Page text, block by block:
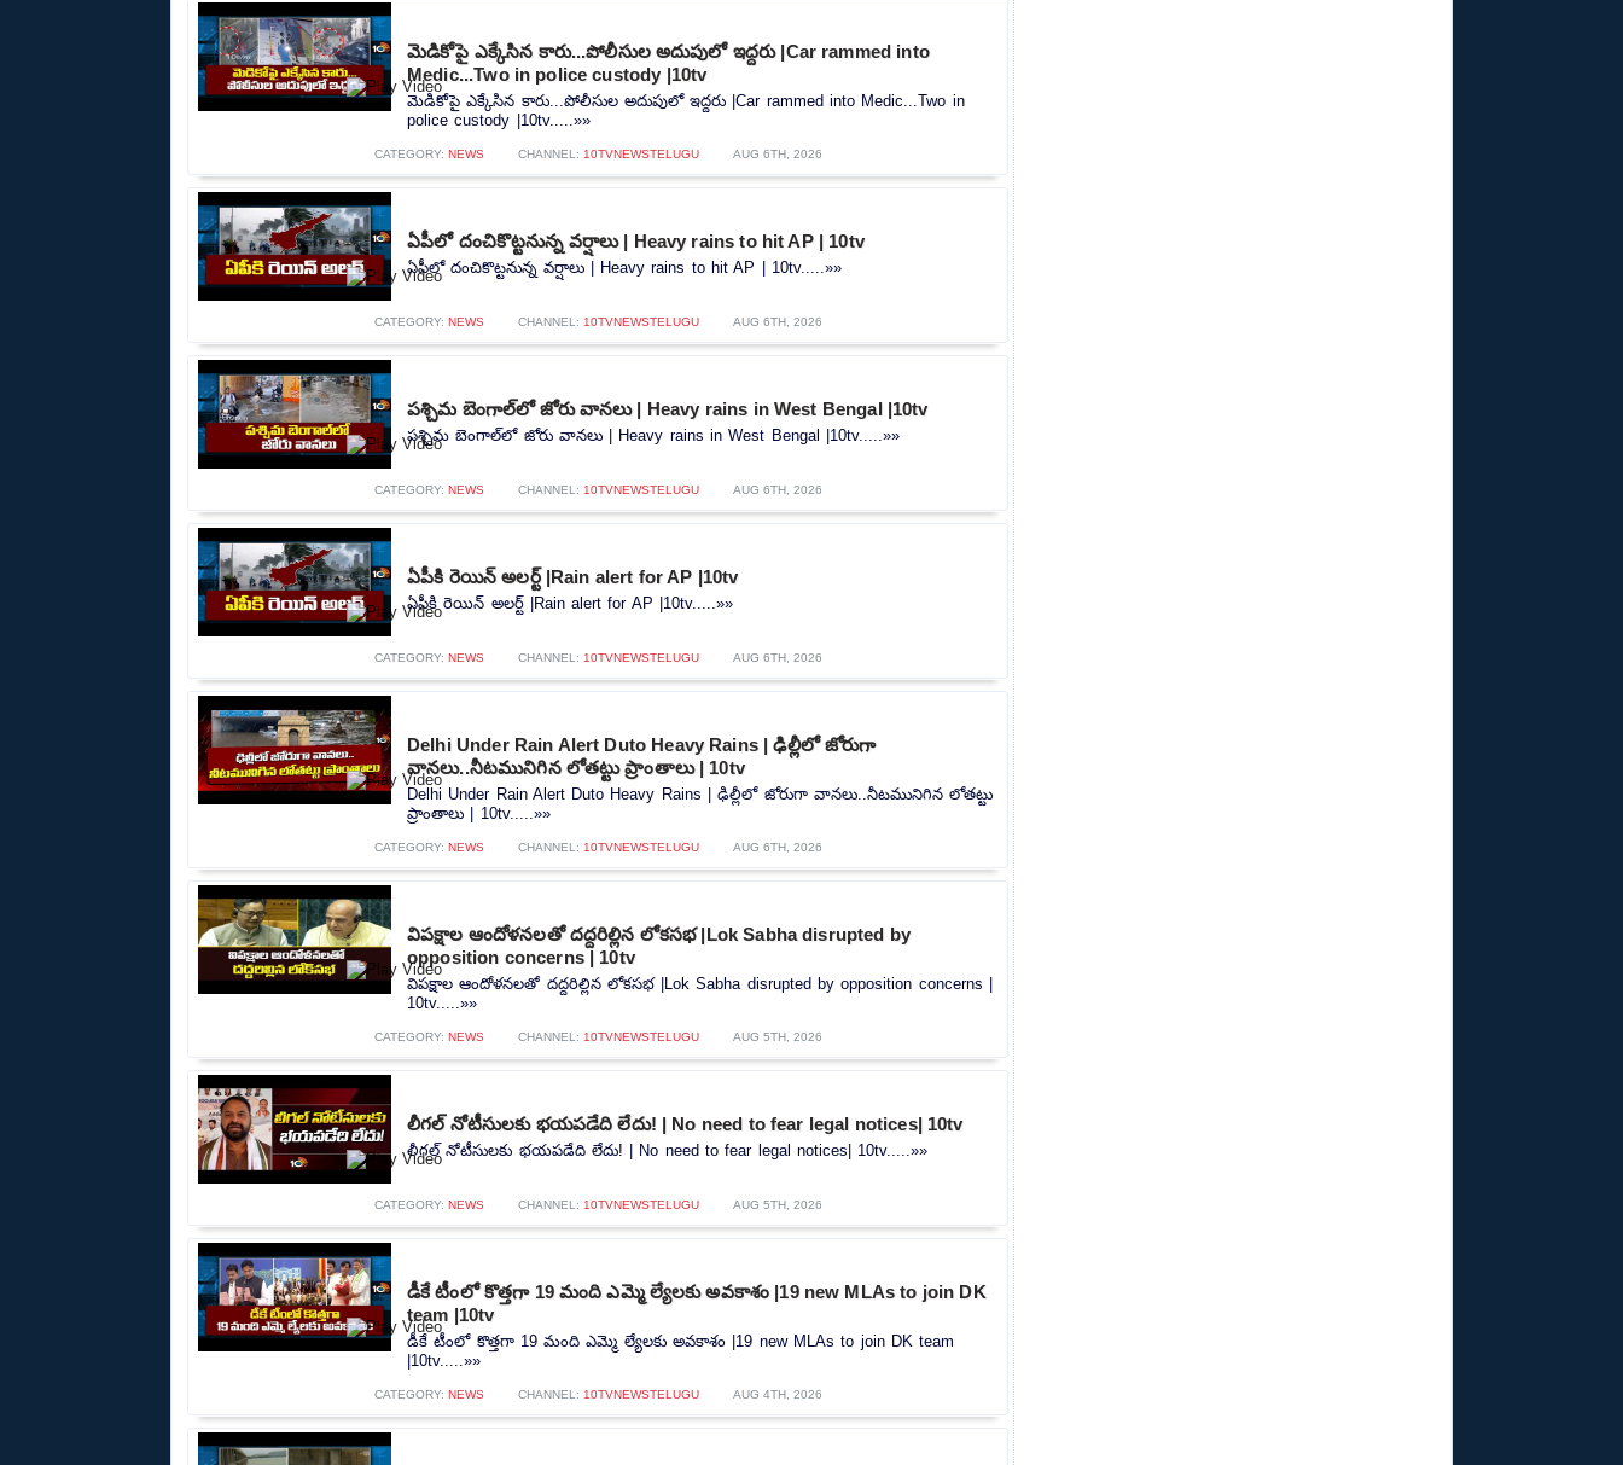
మెడికోపై ఎక్కేసిన కారు...పోలీసుల అదుపులో ఇద్దరు |Car rammed into
Medic...Two in police custody |10tv
మెడికోపై ఎక్కేసిన కారు...పోలీసుల అదుపులో ఇద్దరు |Car rammed into Medic...Two in
police custody |10tv.....»»
CATEGORY: NEWS CHANNEL: 10TVNEWSTELUGU AUG 6TH, 2026
ఏపీలో దంచికొట్టనున్న వర్షాలు | Heavy rains to hit AP | 10tv
ఏపీలో దంచికొట్టనున్న వర్షాలు | Heavy rains to hit AP | 10tv.....»»
CATEGORY: NEWS CHANNEL: 10TVNEWSTELUGU AUG 6TH, 2026
పశ్చిమ బెంగాల్‌లో జోరు వానలు | Heavy rains in West Bengal |10tv
పశ్చిమ బెంగాల్‌లో జోరు వానలు | Heavy rains in West Bengal |10tv.....»»
CATEGORY: NEWS CHANNEL: 10TVNEWSTELUGU AUG 6TH, 2026
ఏపీకి రెయిన్ అలర్ట్ |Rain alert for AP |10tv
ఏపీకి రెయిన్ అలర్ట్ |Rain alert for AP |10tv.....»»
CATEGORY: NEWS CHANNEL: 10TVNEWSTELUGU AUG 6TH, 2026
Delhi Under Rain Alert Duto Heavy Rains | ఢిల్లీలో జోరుగా
వానలు..నీటమునిగిన లోతట్టు ప్రాంతాలు | 10tv
Delhi Under Rain Alert Duto Heavy Rains | ఢిల్లీలో జోరుగా వానలు..నీటమునిగిన లోతట్టు
ప్రాంతాలు | 10tv.....»»
CATEGORY: NEWS CHANNEL: 10TVNEWSTELUGU AUG 6TH, 2026
విపక్షాల ఆందోళనలతో దద్దరిల్లిన లోకసభ |Lok Sabha disrupted by
opposition concerns | 10tv
విపక్షాల ఆందోళనలతో దద్దరిల్లిన లోకసభ |Lok Sabha disrupted by opposition concerns |
10tv.....»»
CATEGORY: NEWS CHANNEL: 10TVNEWSTELUGU AUG 5TH, 2026
లీగల్ నోటీసులకు భయపడేది లేదు! | No need to fear legal notices| 10tv
లీగల్ నోటీసులకు భయపడేది లేదు! | No need to fear legal notices| 10tv.....»»
CATEGORY: NEWS CHANNEL: 10TVNEWSTELUGU AUG 5TH, 2026
డీకే టీంలో కొత్తగా 19 మంది ఎమ్మె ల్యేలకు అవకాశం |19 new MLAs to join DK
team |10tv
డీకే టీంలో కొత్తగా 19 మంది ఎమ్మె ల్యేలకు అవకాశం |19 new MLAs to join DK team
|10tv.....»»
CATEGORY: NEWS CHANNEL: 10TVNEWSTELUGU AUG 4TH, 2026